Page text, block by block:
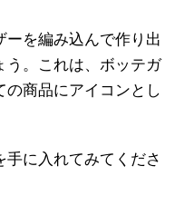
を編み込んで作り出
う。これは、ボッテガ
の商品にアイコンとし
に入れてみてくださ